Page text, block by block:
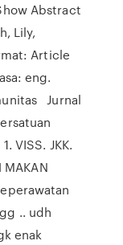
Abstract
Lily,
Article
eng.
Jurnal
VISS. JKK.
MAKAN
.. udh
enak